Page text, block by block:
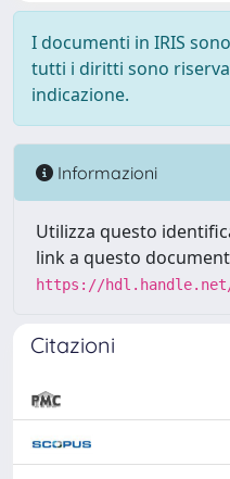
I documenti in IRIS
tutti i diritti sono
indicazione.
Informazioni
Utilizza questo
link a questo
https://hdl.handle.net/
Citazioni